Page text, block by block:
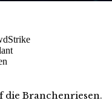
die Branchenriesen.